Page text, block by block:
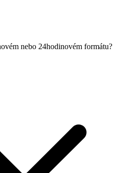
nebo 24hodinovém formátu?